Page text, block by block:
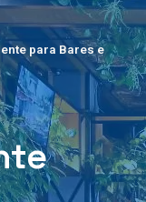
para Bares e